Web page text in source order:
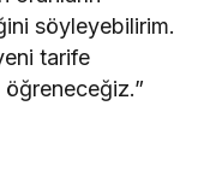
söyleyebilirim.
tarife